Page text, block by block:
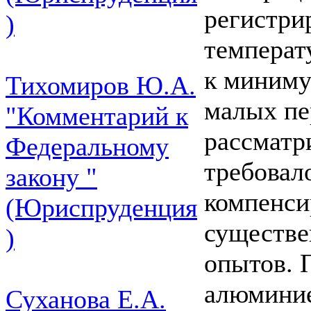
)
Тихомиров Ю.А.
"Комментарий к
Федеральному
закону "
(Юриспруденция
)
Суханова Е.А.
к
малых
опытов.